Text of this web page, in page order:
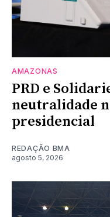
AMAZONAS
PRD e
neutralidade
presidencial
REDAÇÃO BMA
agosto 5, 2026